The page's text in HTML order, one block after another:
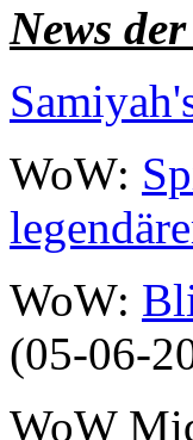
News
WoW:
WoW:
(05-06-
WoW